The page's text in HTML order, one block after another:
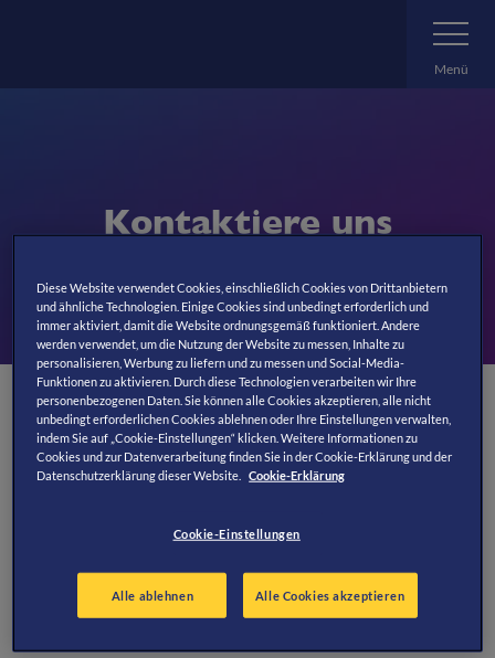
Navigation
Menü
Kontaktiere uns
Hast Du weitere Fragen, die in unserenFAQnicht
beantwortet werden? So erreichst Du uns:
LEGOLAND® Deutschland Resort: +49 8221 257 3550 -
info@LEGOLAND.de
Diese Website verwendet Cookies, einschließlich Cookies von Drittanbietern
und ähnliche Technologien. Einige Cookies sind unbedingt erforderlich und
immer aktiviert, damit die Website ordnungsgemäß funktioniert. Andere
werden verwendet, um die Nutzung der Website zu messen, Inhalte zu
personalisieren, Werbung zu liefern und zu messen und Social-Media-
Funktionen zu aktivieren. Durch diese Technologien verarbeiten wir Ihre
personenbezogenen Daten. Sie können alle Cookies akzeptieren, alle nicht
unbedingt erforderlichen Cookies ablehnen oder Ihre Einstellungen verwalten,
indem Sie auf „Cookie-Einstellungen“ klicken. Weitere Informationen zu
Cookies und zur Datenverarbeitung finden Sie in der Cookie-Erklärung und der
Datenschutzerklärung dieser Website.
Cookie-Erklärung
Cookie-Einstellungen
Alle ablehnen Alle Cookies akzeptieren